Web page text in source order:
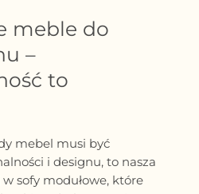
meble do
–
to
mebel musi być
i designu, to nasza
sofy modułowe, które